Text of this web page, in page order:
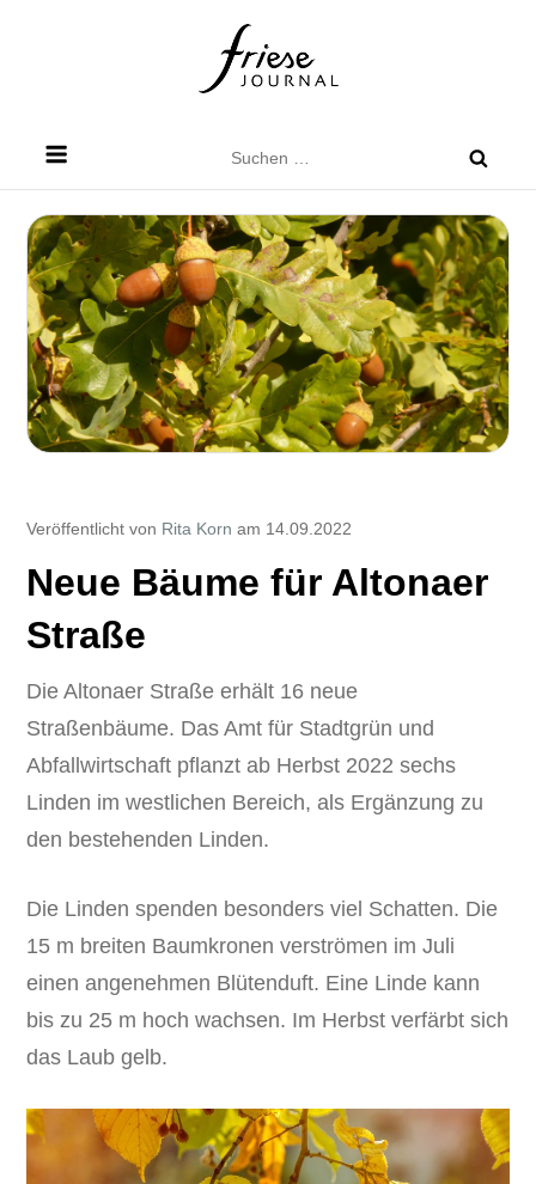
nach:
Veröffentlicht von Rita Korn am 14.09.2022
Neue Bäume für Altonaer
Straße
Die Altonaer Straße erhält 16 neue
Straßenbäume. Das Amt für Stadtgrün und
Abfallwirtschaft pflanzt ab Herbst 2022 sechs
Linden im westlichen Bereich, als Ergänzung zu
den bestehenden Linden.
Die Linden spenden besonders viel Schatten. Die
15 m breiten Baumkronen verströmen im Juli
einen angenehmen Blütenduft. Eine Linde kann
bis zu 25 m hoch wachsen. Im Herbst verfärbt sich
das Laub gelb.